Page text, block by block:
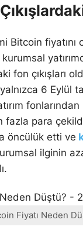
Bitcoin fiyatını
fon çıkışları
6 Eylül
fonlarından
fazla para
öncülük etti ve
ilginin
Fiyatı Neden